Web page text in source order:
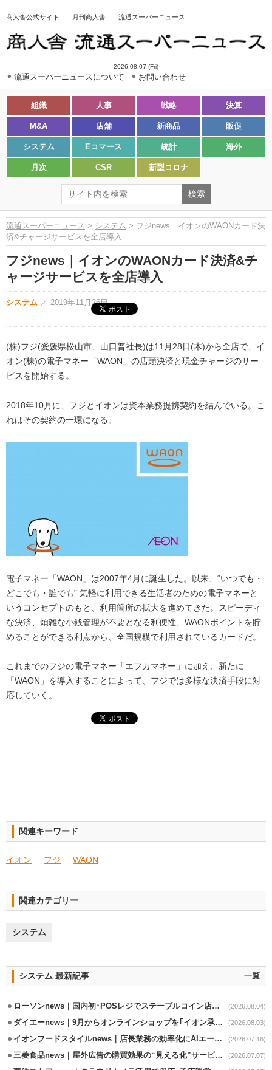
商人舎公式サイト 月刊商人舎 流通スーパーニュース
2026.08.07 (Fri)
流通スーパーニュースについて お問い合わせ
組織 人事 戦略 決算
M&A 店舗 新商品 販促
システム Eコマース 統計 海外
月次 CSR 新型コロナ
流通スーパーニュース > システム > フジnews｜イオンのWAONカード決
済&チャージサービスを全店導入
フジnews｜イオンのWAONカード決済&チ
ャージサービスを全店導入
システム ／ 2019年11月26日
(株)フジ(愛媛県松山市、山口普社長)は11月28日(木)から全店で、イ
オン(株)の電子マネー「WAON」の店頭決済と現金チャージのサー
ビスを開始する。
2018年10月に、フジとイオンは資本業務提携契約を結んでいる。こ
れはその契約の一環になる。
電子マネー「WAON」は2007年4月に誕生した。以来、“いつでも・
どこでも・誰でも” 気軽に利用できる生活者のための電子マネーと
いうコンセプトのもと、利用箇所の拡大を進めてきた。スピーディ
な決済、煩雑な小銭管理が不要となる利便性、WAONポイントを貯
めることができる利点から、全国規模で利用されているカードだ。
これまでのフジの電子マネー「エフカマネー」に加え、新たに
「WAON」を導入することによって、フジでは多様な決済手段に対
応していく。
関連キーワード
イオン フジ WAON
関連カテゴリー
システム
システム 最新記事 一覧
ローソンnews｜国内初･POSレジでステーブルコイン店頭決済実証実験を実施 (2026.08.04)
ダイエーnews｜9月からオンラインショップを｢イオン承りオンライン｣へ移行 (2026.08.03)
イオンフードスタイルnews｜店長業務の効率化にAIエージェント活用実験 (2026.07.16)
三菱食品news｜屋外広告の購買効果の“見える化”サービス開始 (2026.07.07)